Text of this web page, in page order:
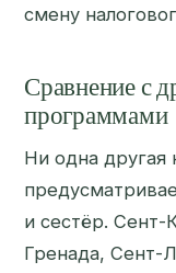
смену
Сравнение с
программами
Ни одна другая
и сестёр.
Гренада, Сент-